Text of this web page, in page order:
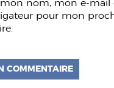
mon nom, mon e-mail
pour mon